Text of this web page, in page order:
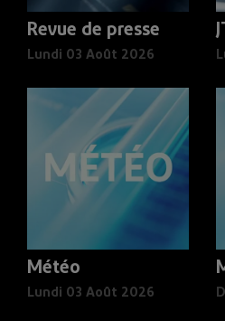
Revue de presse
Lundi 03 Août 2026
Météo
Lundi 03 Août 2026